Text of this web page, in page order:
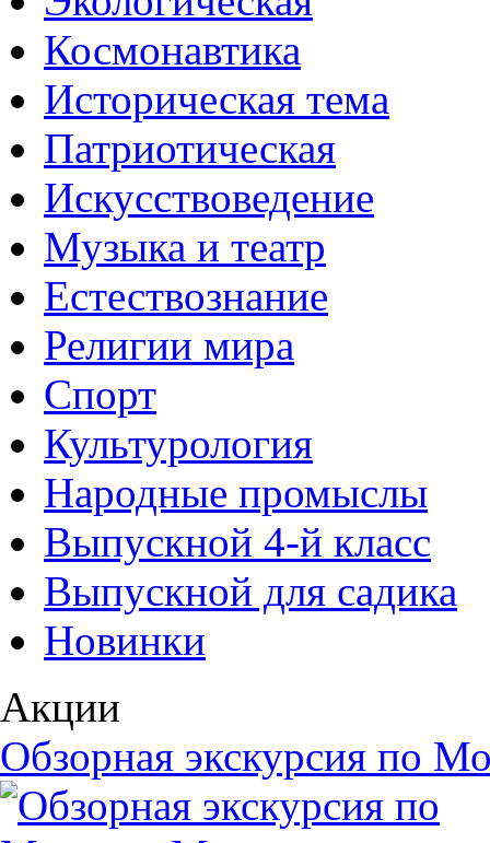
Космонавтика
Историческая тема
Патриотическая
Искусствоведение
Музыка и театр
Естествознание
Религии мира
Спорт
Культурология
Народные промыслы
Выпускной 4-й класс
Выпускной для садика
Новинки
Акции
Обзорная экскурсия по